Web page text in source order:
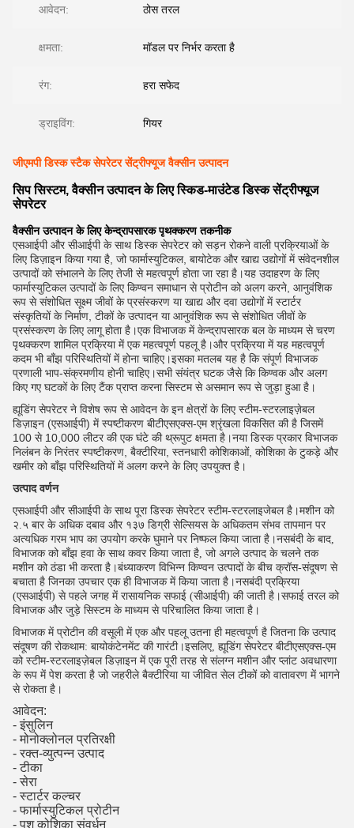
आवेदन: ठोस तरल
क्षमता: मॉडल पर निर्भर करता है
रंग: हरा सफेद
ड्राइविंग: गियर
जीएमपी डिस्क स्टैक सेपरेटर सेंट्रीफ्यूज वैक्सीन उत्पादन
सिप सिस्टम, वैक्सीन उत्पादन के लिए स्किड-माउंटेड डिस्क सेंट्रीफ्यूज
सेपरेटर
वैक्सीन उत्पादन के लिए केन्द्रापसारक पृथक्करण तकनीक
एसआईपी और सीआईपी के साथ डिस्क सेपरेटर को सड़न रोकने वाली प्रक्रियाओं के
लिए डिज़ाइन किया गया है, जो फार्मास्युटिकल, बायोटेक और खाद्य उद्योगों में संवेदनशील
उत्पादों को संभालने के लिए तेजी से महत्वपूर्ण होता जा रहा है।यह उदाहरण के लिए
फार्मास्युटिकल उत्पादों के लिए किण्वन समाधान से प्रोटीन को अलग करने, आनुवंशिक
रूप से संशोधित सूक्ष्म जीवों के प्रसंस्करण या खाद्य और दवा उद्योगों में स्टार्टर
संस्कृतियों के निर्माण, टीकों के उत्पादन या आनुवंशिक रूप से संशोधित जीवों के
प्रसंस्करण के लिए लागू होता है।एक विभाजक में केन्द्रापसारक बल के माध्यम से चरण
पृथक्करण शामिल प्रक्रिया में एक महत्वपूर्ण पहलू है।और प्रक्रिया में यह महत्वपूर्ण
कदम भी बाँझ परिस्थितियों में होना चाहिए।इसका मतलब यह है कि संपूर्ण विभाजक
प्रणाली भाप-संक्रमणीय होनी चाहिए।सभी संयंत्र घटक जैसे कि किण्वक और अलग
किए गए घटकों के लिए टैंक प्राप्त करना सिस्टम से असमान रूप से जुड़ा हुआ है।
ह्यूडिंग सेपरेटर ने विशेष रूप से आवेदन के इन क्षेत्रों के लिए स्टीम-स्टरलाइज़ेबल
डिज़ाइन (एसआईपी) में स्पष्टीकरण बीटीएसएक्स-एम श्रृंखला विकसित की है जिसमें
100 से 10,000 लीटर की एक घंटे की थ्रूपुट क्षमता है।नया डिस्क प्रकार विभाजक
निलंबन के निरंतर स्पष्टीकरण, बैक्टीरिया, स्तनधारी कोशिकाओं, कोशिका के टुकड़े और
खमीर को बाँझ परिस्थितियों में अलग करने के लिए उपयुक्त है।
उत्पाद वर्णन
एसआईपी और सीआईपी के साथ पूरा डिस्क सेपरेटर स्टीम-स्टरलाइजेबल है।मशीन को
२.५ बार के अधिक दबाव और १३७ डिग्री सेल्सियस के अधिकतम संभव तापमान पर
अत्यधिक गरम भाप का उपयोग करके घुमाने पर निष्फल किया जाता है।नसबंदी के बाद,
विभाजक को बाँझ हवा के साथ कवर किया जाता है, जो अगले उत्पाद के चलने तक
मशीन को ठंडा भी करता है।बंध्याकरण विभिन्न किण्वन उत्पादों के बीच क्रॉस-संदूषण से
बचाता है जिनका उपचार एक ही विभाजक में किया जाता है।नसबंदी प्रक्रिया
(एसआईपी) से पहले जगह में रासायनिक सफाई (सीआईपी) की जाती है।सफाई तरल को
विभाजक और जुड़े सिस्टम के माध्यम से परिचालित किया जाता है।
विभाजक में प्रोटीन की वसूली में एक और पहलू उतना ही महत्वपूर्ण है जितना कि उत्पाद
संदूषण की रोकथाम: बायोकंटेनमेंट की गारंटी।इसलिए, ह्यूडिंग सेपरेटर बीटीएसएक्स-एम
को स्टीम-स्टरलाइज़ेबल डिज़ाइन में एक पूरी तरह से संलग्न मशीन और प्लांट अवधारणा
के रूप में पेश करता है जो जहरीले बैक्टीरिया या जीवित सेल टीकों को वातावरण में भागने
से रोकता है।
आवेदन:
- इंसुलिन
- मोनोक्लोनल प्रतिरक्षी
- रक्त-व्युत्पन्न उत्पाद
- टीका
- सेरा
- स्टार्टर कल्चर
- फार्मास्युटिकल प्रोटीन
- पशु कोशिका संवर्धन